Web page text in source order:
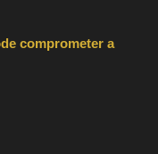
comprometer a